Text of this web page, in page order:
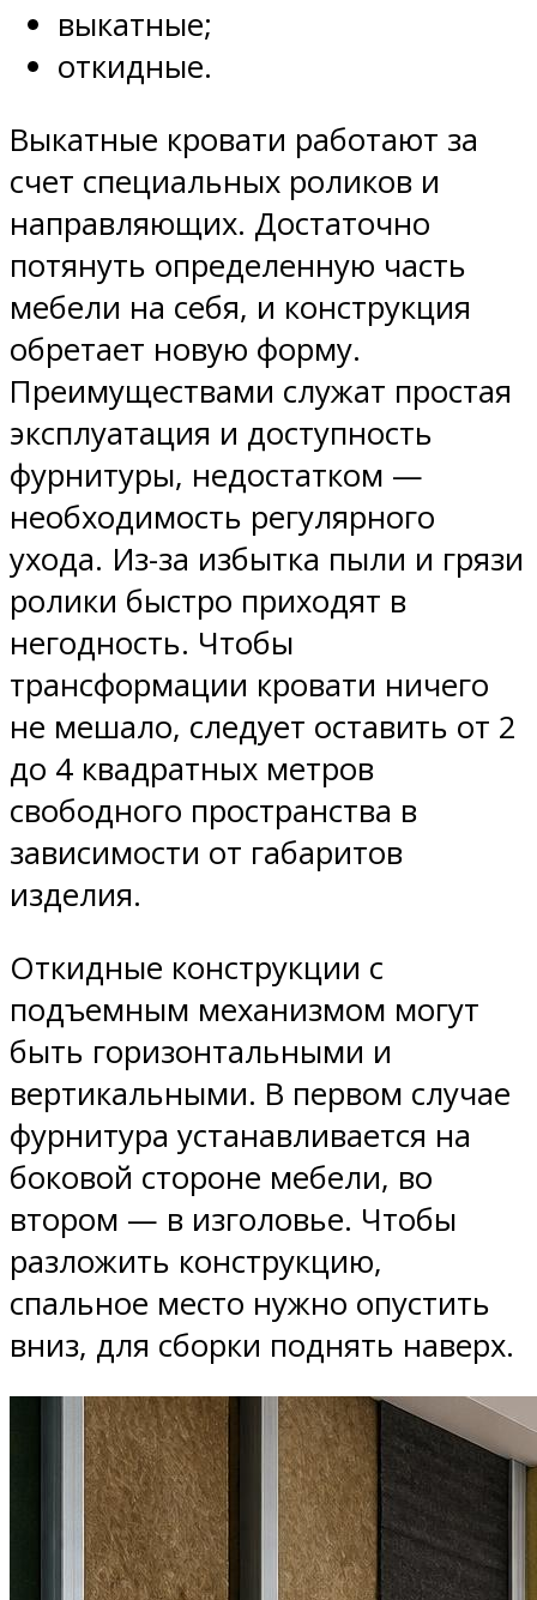
выкатные;
откидные.
Выкатные кровати работают за
счет специальных роликов и
направляющих. Достаточно
потянуть определенную часть
мебели на себя, и конструкция
обретает новую форму.
Преимуществами служат простая
эксплуатация и доступность
фурнитуры, недостатком —
необходимость регулярного
ухода. Из-за избытка пыли и грязи
ролики быстро приходят в
негодность. Чтобы
трансформации кровати ничего
не мешало, следует оставить от 2
до 4 квадратных метров
свободного пространства в
зависимости от габаритов
изделия.
Откидные конструкции с
подъемным механизмом могут
быть горизонтальными и
вертикальными. В первом случае
фурнитура устанавливается на
боковой стороне мебели, во
втором — в изголовье. Чтобы
разложить конструкцию,
спальное место нужно опустить
вниз, для сборки поднять наверх.